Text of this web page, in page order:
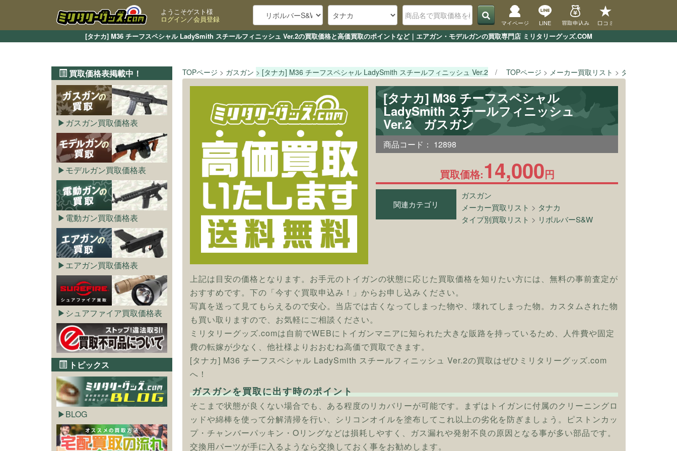
[タナカ] M36 チーフスペシャル LadySmith スチールフィニッシュ Ver.2の買取価格と高価買取のポイントなど｜エアガン・モデルガンの買取専門店 ミリタリーグッズ.COM
ようこそゲスト様
ログイン／会員登録 マイページ LINE 買取申込み 口コミ
TOPページ ガスガン [タナカ] M36 チーフスペシャル LadySmith スチールフィニッシュ Ver.2 TOPページ メーカー買取リスト タナカ
[タナカ] M36 チーフスペシャル
LadySmith スチールフィニッシュ
Ver.2 ガスガン
商品コード： 12898
買取価格:14,000円
関連カテゴリ
ガスガン
メーカー買取リスト > タナカ
タイプ別買取リスト > リボルバーS&W
上記は目安の価格となります。お手元のトイガンの状態に応じた買取価格を知りたい方には、無料の事前査定が
おすすめです。下の「今すぐ買取申込み！」からお申し込みください。
写真を送って見てもらえるので安心。当店では古くなってしまった物や、壊れてしまった物。カスタムされた物
も買い取りますので、お気軽にご相談ください。
ミリタリーグッズ.comは自前でWEBにトイガンマニアに知られた大きな販路を持っているため、人件費や固定
費の転嫁が少なく、他社様よりおおむね高価で買取できます。
[タナカ] M36 チーフスペシャル LadySmith スチールフィニッシュ Ver.2の買取はぜひミリタリーグッズ.com
へ！
ガスガンを買取に出す時のポイント
そこまで状態が良くない場合でも、ある程度のリカバリーが可能です。まずはトイガンに付属のクリーニングロ
ッドや綿棒を使って分解清掃を行い、シリコンオイルを塗布してこれ以上の劣化を防ぎましょう。ピストンカッ
プ・チャンバーパッキン・Oリングなどは損耗しやすく、ガス漏れや発射不良の原因となる事が多い部品です。
交換用パーツが手に入るようなら交換しておく事をお勧めします。
買取価格表掲載中！
ガスガン買取価格表
モデルガン買取価格表
電動ガン買取価格表
エアガン買取価格表
シュアファイア買取価格表
トピックス
BLOG